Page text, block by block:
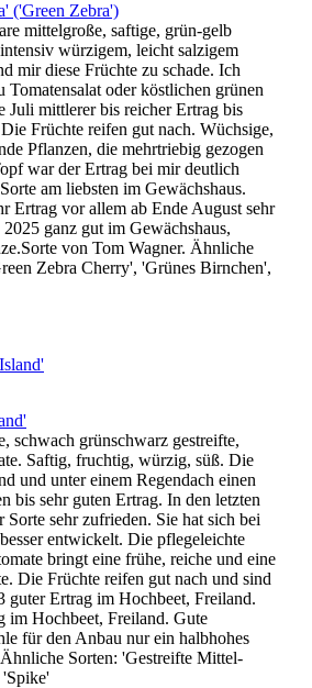
('Green Zebra')
mittel­große, saftige, grün-gelb
würzigem, leicht salzigem
mir diese Früchte zu schade. Ich
Tomatensalat oder köstlichen grünen
Juli mittlerer bis reicher Ertrag bis
Früchte reifen gut nach. Wüchsige,
Pflanzen, die mehrtriebig gezogen
war der Ertrag bei mir deutlich
am liebsten im Gewächshaus.
Ertrag vor allem ab Ende August sehr
ganz gut im Gewächshaus,
von Tom Wagner. Ähnliche
Zebra Cherry', 'Grünes Birnchen',
schwach grünschwarz gestreifte,
Saftig, fruchtig, würzig, süß. Die
und unter einem Regendach einen
bis sehr guten Ertrag. In den letzten
Sorte sehr zufrieden. Sie hat sich bei
entwickelt. Die pflegeleichte
bringt eine frühe, reiche und eine
Die Früchte reifen gut nach und sind
guter Ertrag im Hochbeet, Freiland.
im Hochbeet, Freiland. Gute
für den Anbau nur ein halbhohes
Sorten: 'Gestreifte Mittel­